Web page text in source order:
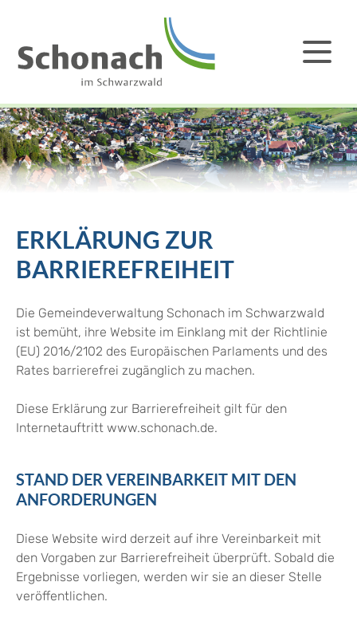
ERKLÄRUNG ZUR
BARRIEREFREIHEIT
Die Gemeindeverwaltung Schonach im Schwarzwald
ist bemüht, ihre Website im Einklang mit der Richtlinie
(EU) 2016/2102 des Europäischen Parlaments und des
Rates barrierefrei zugänglich zu machen.
Diese Erklärung zur Barrierefreiheit gilt für den
Internetauftritt www.schonach.de.
STAND DER VEREINBARKEIT MIT DEN
ANFORDERUNGEN
Diese Website wird derzeit auf ihre Vereinbarkeit mit
den Vorgaben zur Barrierefreiheit überprüft. Sobald die
Ergebnisse vorliegen, werden wir sie an dieser Stelle
veröffentlichen.